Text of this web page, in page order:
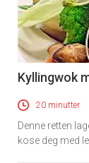
Kyllingwok
20 minutter
Denne retten
kose deg med